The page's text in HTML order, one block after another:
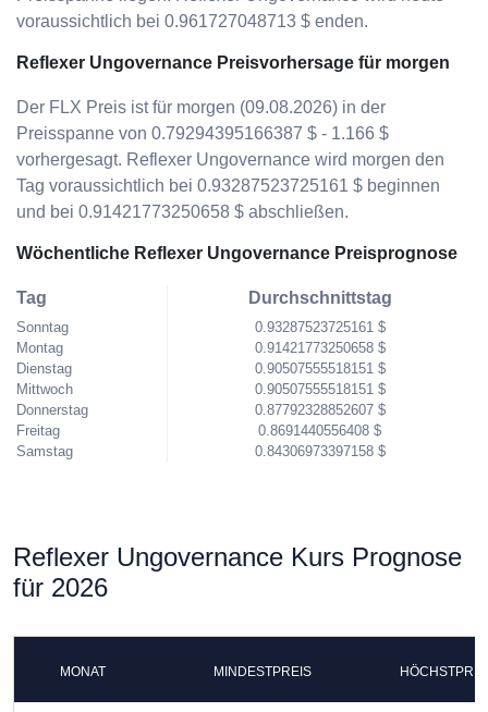
voraussichtlich bei 0.961727048713 $ enden.
Reflexer Ungovernance Preisvorhersage für morgen
Der FLX Preis ist für morgen (09.08.2026) in der
Preisspanne von 0.79294395166387 $ - 1.166 $
vorhergesagt. Reflexer Ungovernance wird morgen den
Tag voraussichtlich bei 0.93287523725161 $ beginnen
und bei 0.91421773250658 $ abschließen.
Wöchentliche Reflexer Ungovernance Preisprognose
Tag
Sonntag
Montag
Dienstag
Mittwoch
Donnerstag
Freitag
Samstag
Durchschnittstag
0.93287523725161 $
0.91421773250658 $
0.90507555518151 $
0.90507555518151 $
0.87792328852607 $
0.8691440556408 $
0.84306973397158 $
Reflexer Ungovernance Kurs Prognose
für 2026
MONAT MINDESTPREIS